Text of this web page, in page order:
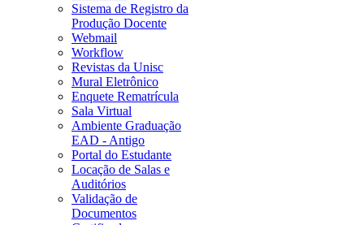
Sistema de Registro da
Produção Docente
Webmail
Workflow
Revistas da Unisc
Mural Eletrônico
Enquete Rematrícula
Sala Virtual
Ambiente Graduação
EAD - Antigo
Portal do Estudante
Locação de Salas e
Auditórios
Validação de
Documentos